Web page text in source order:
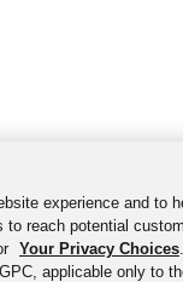
experience and to
reach potential
Your Privacy Choices
applicable only to